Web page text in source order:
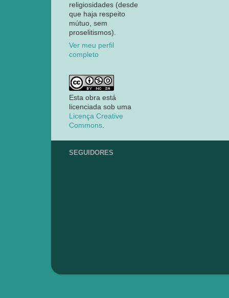
religiosidades (desde
que haja respeito
mútuo, sem
proselitismos).
Ver meu perfil
completo
Esta obra está
licenciada sob uma
Licença Creative
Commons
SEGUIDORES